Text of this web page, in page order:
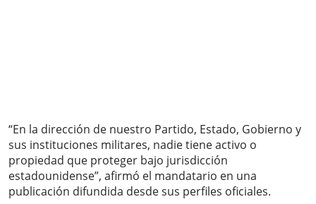
“En la dirección de nuestro Partido, Estado, Gobierno y
sus instituciones militares, nadie tiene activo o
propiedad que proteger bajo jurisdicción
estadounidense”, afirmó el mandatario en una
publicación difundida desde sus perfiles oficiales.